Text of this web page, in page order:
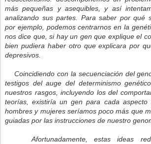
más pequeñas y asequibles, y así
analizando sus partes. Para saber por qué
por ejemplo, podemos centrarnos en la
nos dice que, si hay un gen que explique el
bien pudiera haber otro que explicara por
depresivos.
Coincidiendo con la secuenciación del
testigos del auge del determinismo
nuestros rasgos, incluyendo los del
teorías, existiría un gen para cada aspecto
hombres y mujeres seríamos poco más que
guiadas por las instrucciones de nuestro
Afortunadamente, estas ideas